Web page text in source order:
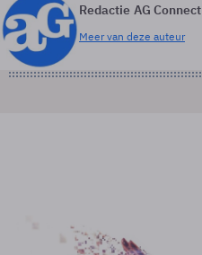
Redactie AG Connect
Meer van deze auteur